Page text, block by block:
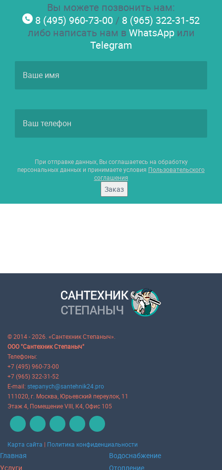
Вы можете позвонить нам:
8 (495) 960-73-00 / 8 (965) 322-31-52
либо написать нам вWhatsAppили
Telegram
При отправке данных, Вы соглашаетесь на обработку
персональных данных и принимаете условия Пользовательского
соглашения
Заказ
© 2014 - 2026. «Сантехник Степаныч».
ООО "Сантехник Степаныч"
Телефоны:
+7 (495) 960-73-00
+7 (965) 322-31-52
E-mail: stepanych@santehnik24.pro
111020, г. Москва, Юрьевский переулок, 11
Этаж 4, Помещение VIII, К4, Офис 105
Карта сайта | Политика конфиденциальности
Главная
Услуги
Водоснабжение
Отопление